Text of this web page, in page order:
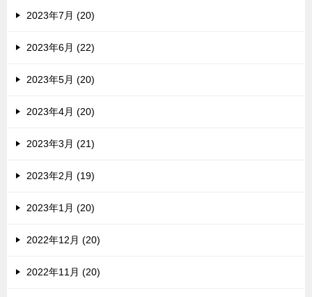
2023年7月 (20)
2023年6月 (22)
2023年5月 (20)
2023年4月 (20)
2023年3月 (21)
2023年2月 (19)
2023年1月 (20)
2022年12月 (20)
2022年11月 (20)